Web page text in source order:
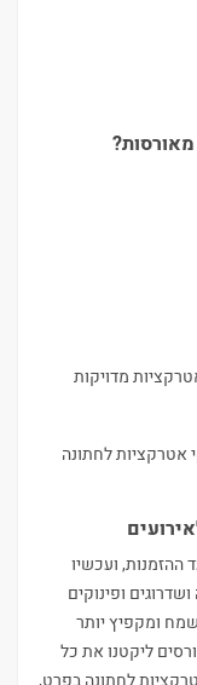
מדויקות
אטרקציות לחתונה
ההזמנות, ועכשיו
ופינוקים
ומקפיץ יותר
ליקטנו את כל